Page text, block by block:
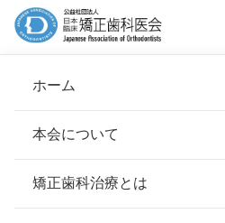
ホーム
本会について
会長挨拶
矯正歯科治療とは
医療法人三美会の
ホーム 会員医院検索